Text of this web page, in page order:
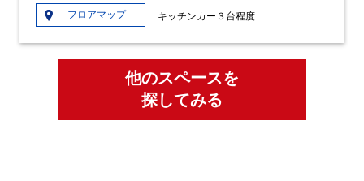
フロアマップ キッチンカー３台程度
他のスペースを
探してみる